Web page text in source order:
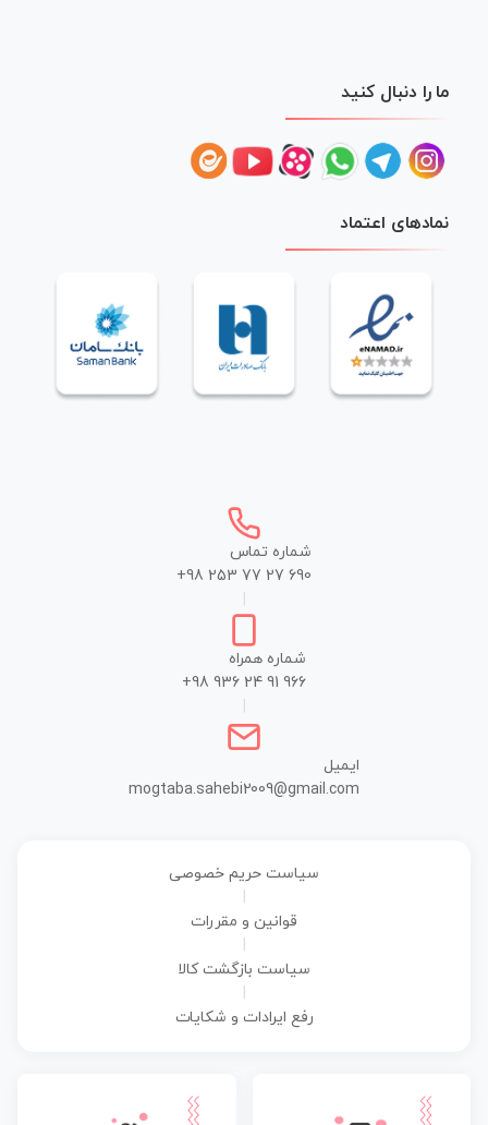
ما را دنبال کنید
نمادهای اعتماد
شماره تماس
+98 253 77 27 690
شماره همراه
+98 936 24 91 966
ایمیل
mogtaba.sahebi2009@gmail.com
سیاست حریم خصوصی
قوانین و مقررات
سیاست بازگشت کالا
رفع ایرادات و شکایات